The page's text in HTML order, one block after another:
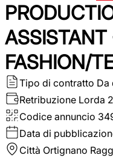
FASHION/
Tipo di contratto Da
Retribuzione Lorda
Codice annuncio
Data di
Città Ortignano